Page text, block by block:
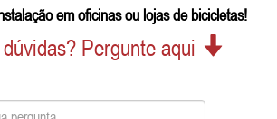
em oficinas ou lojas de bicicletas!
Pergunte aqui